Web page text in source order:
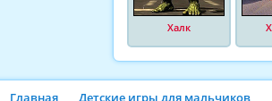
Халк
Главная Детские игры для мальчиков